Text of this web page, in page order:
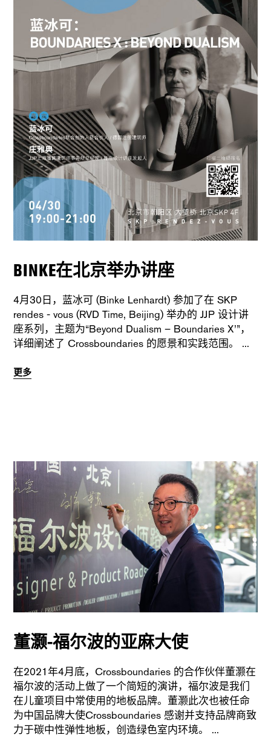
BINKE在北京举办讲座
4月30日，蓝冰可 (Binke Lenhardt) 参加了在 SKP
rendes - vous (RVD Time, Beijing) 举办的 JJP 设计讲
座系列，主题为“Beyond Dualism – Boundaries X’”，
详细阐述了 Crossboundaries 的愿景和实践范围。
更多
董灏-福尔波的亚麻大使
在2021年4月底，Crossboundaries 的合作伙伴董灏在
福尔波的活动上做了一个简短的演讲，福尔波是我们
在儿童项目中常使用的地板品牌。董灏此次也被任命
为中国品牌大使Crossboundaries 感谢并支持品牌商致
力于碳中性弹性地板，创造绿色室内环境。